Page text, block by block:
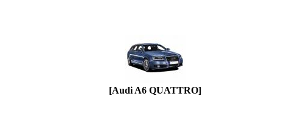
[Audi A6 QUATTRO]